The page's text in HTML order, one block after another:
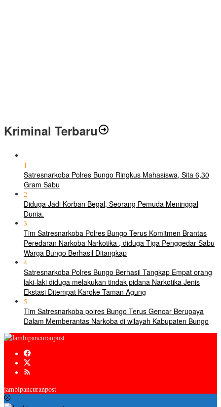
Kriminal Terbaru
1
Satresnarkoba Polres Bungo Ringkus Mahasiswa, Sita 6,30
Gram Sabu
2
Diduga Jadi Korban Begal, Seorang Pemuda Meninggal
Dunia.
3
Tim Satresnarkoba Polres Bungo Terus Komitmen Brantas
Peredaran Narkoba Narkotika , diduga Tiga Penggedar Sabu
Warga Bungo Berhasil Ditangkap
4
Satresnarkoba Polres Bungo Berhasil Tangkap Empat orang
laki-laki diduga melakukan tindak pidana Narkotika Jenis
Ekstasi Ditempat Karoke Taman Agung
5
Tim Satresnarkoba polres Bungo Terus Gencar Berupaya
Dalam Memberantas Narkoba di wilayah Kabupaten Bungo
jambipancuranpost